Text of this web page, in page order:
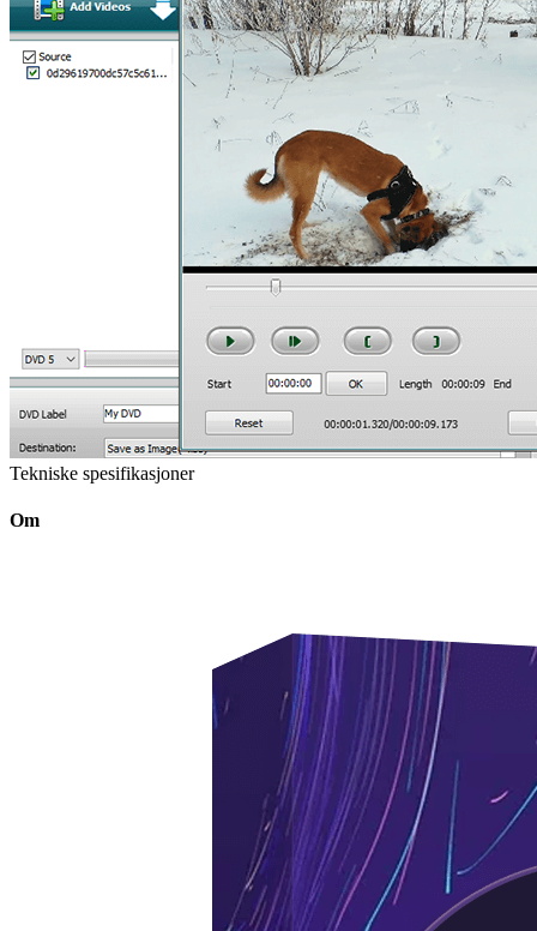
Tekniske spesifikasjoner
Om